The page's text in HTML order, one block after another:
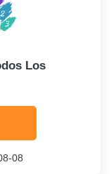
Los
08